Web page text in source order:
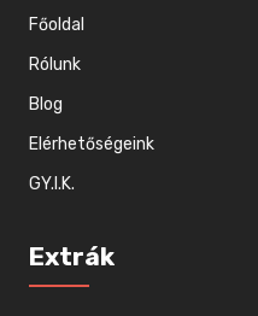
Főoldal
Rólunk
Blog
Elérhetőségeink
GY.I.K.
Extrák